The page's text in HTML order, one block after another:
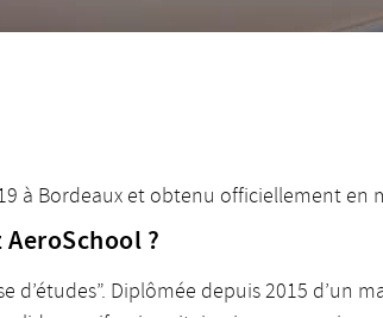
à Bordeaux et obtenu officiellement en
?
d’études”. Diplômée depuis 2015 d’un